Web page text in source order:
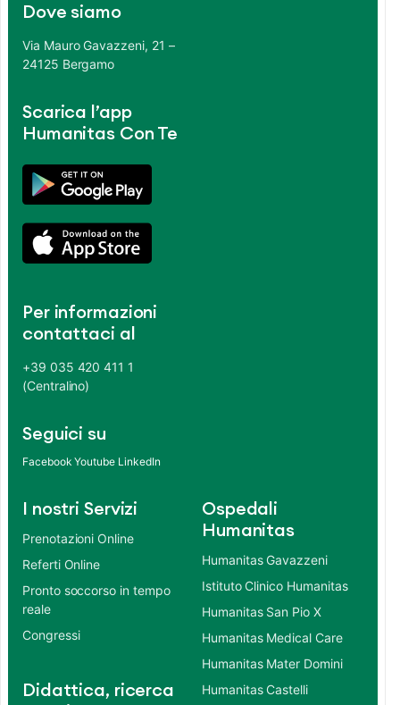
Dove siamo
Via Mauro Gavazzeni, 21 –
24125 Bergamo
Scarica l’app
Humanitas Con Te
Per informazioni
contattaci al
+39 035 420 411 1
(Centralino)
Seguici su
Facebook Youtube LinkedIn
I nostri Servizi
Prenotazioni Online
Referti Online
Pronto soccorso in tempo
reale
Congressi
Didattica, ricerca
Ospedali
Humanitas
Humanitas Gavazzeni
Istituto Clinico Humanitas
Humanitas San Pio X
Humanitas Medical Care
Humanitas Mater Domini
Humanitas Castelli